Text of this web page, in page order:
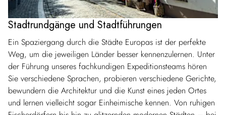
Stadtrundgänge und Stadtführungen
Ein Spaziergang durch die Städte Europas ist der perfekte
Weg, um die jeweiligen Länder besser kennenzulernen. Unter
der Führung unseres fachkundigen Expeditionsteams hören
Sie verschiedene Sprachen, probieren verschiedene Gerichte,
bewundern die Architektur und die Kunst eines jeden Ortes
und lernen vielleicht sogar Einheimische kennen. Von ruhigen